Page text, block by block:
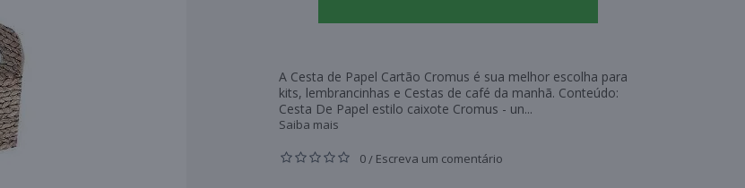
A Cesta de Papel Cartão Cromus é sua melhor escolha para
kits, lembrancinhas e Cestas de café da manhã. Conteúdo:
Cesta De Papel estilo caixote Cromus - un...
Saiba mais
0/ Escreva um comentário